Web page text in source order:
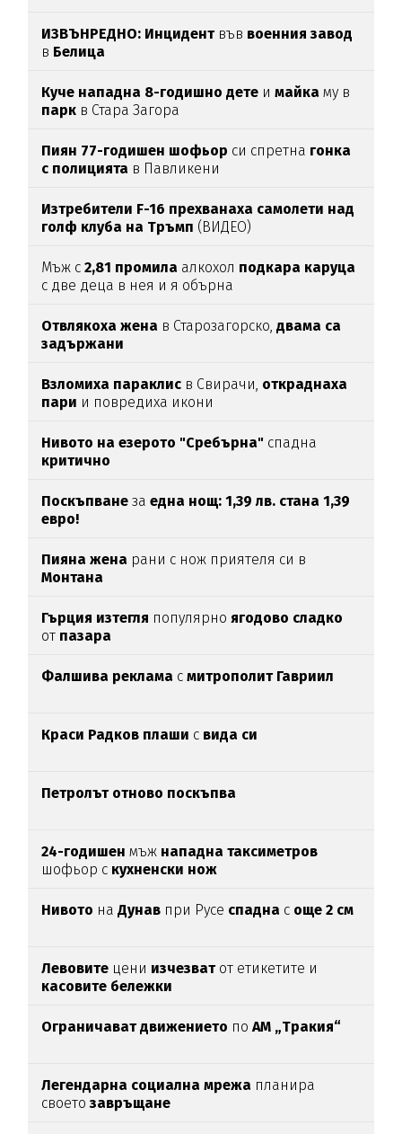
ИЗВЪНРЕДНО: Инцидентвъв военния завод
в Белица
Куче нападна 8-годишно дете имайкаму в
парк в Стара Загора
Пиян 77-годишен шофьор си спретна гонка
с полицията в Павликени
Изтребители F-16 прехванаха самолети над
голф клуба на Тръмп (ВИДЕО)
Мъж с2,81 промила алкохол подкара каруца
с две деца в нея и я обърна
Отвлякоха жена в Старозагорско,двама са
задържани
Взломиха параклис в Свирачи, откраднаха
пари и повредиха икони
Нивото на езерото "Сребърна" спадна
критично
Поскъпване за една нощ: 1,39 лв. стана 1,39
евро!
Пияна жена рани с нож приятеля си в
Монтана
Гърция изтегля популярно ягодово сладко
от пазара
Фалшива реклама смитрополит Гавриил
Краси Радков плаши с вида си
Петролът отново поскъпва
24-годишенмъж нападна таксиметров
шофьор с кухненски нож
Нивото наДунав при Русе спадна с още 2 см
Левовите цени изчезват от етикетите и
касовите бележки
Ограничават движението поАМ „Тракия“
Легендарна социална мрежа планира
своетозавръщане